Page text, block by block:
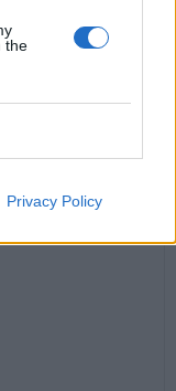
the
Privacy Policy
combattre le cancer